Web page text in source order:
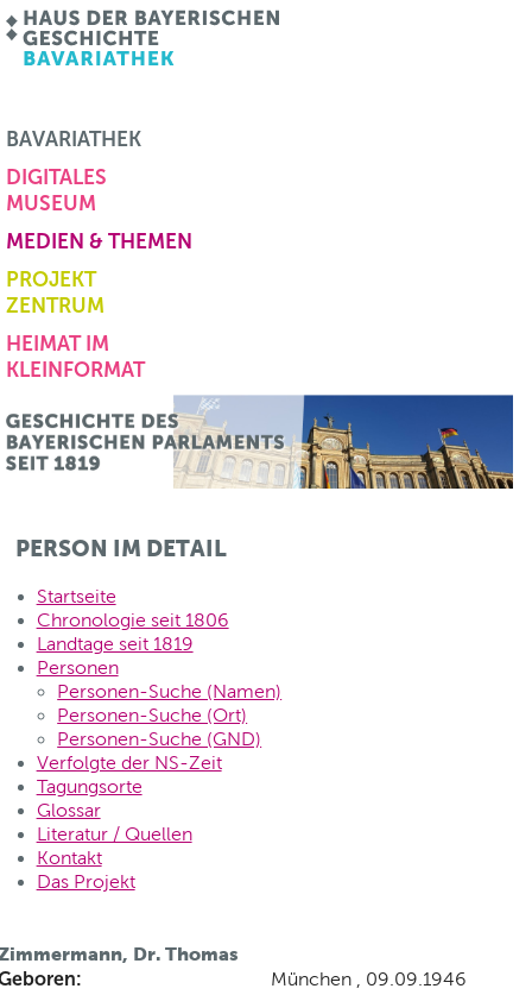
BAVARIATHEK
DIGITALES
MUSEUM
MEDIEN & THEMEN
PROJEKT
ZENTRUM
HEIMAT IM
KLEINFORMAT
PERSON IM DETAIL
Startseite
Chronologie seit 1806
Landtage seit 1819
Personen
Personen-Suche (Namen)
Personen-Suche (Ort)
Personen-Suche (GND)
Verfolgte der NS-Zeit
Tagungsorte
Glossar
Literatur / Quellen
Kontakt
Das Projekt
Dr. Thomas
München , 09.09.1946